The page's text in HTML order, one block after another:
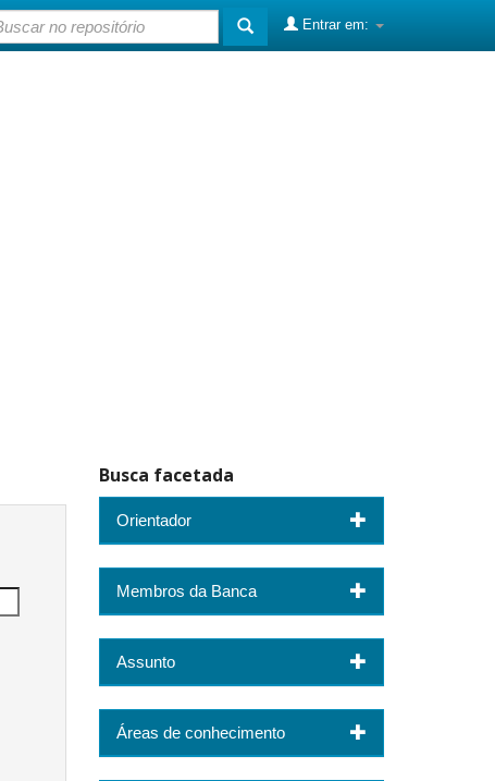
Entrar em:
Busca facetada
Orientador
Membros da Banca
Assunto
Áreas de conhecimento